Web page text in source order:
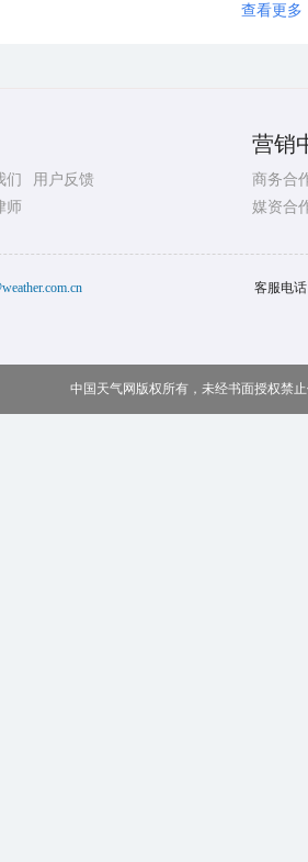
查看更多
们
用户反馈
师
营销
商务合
媒资合
客服电
中国天气网版权所有，未经书面授权